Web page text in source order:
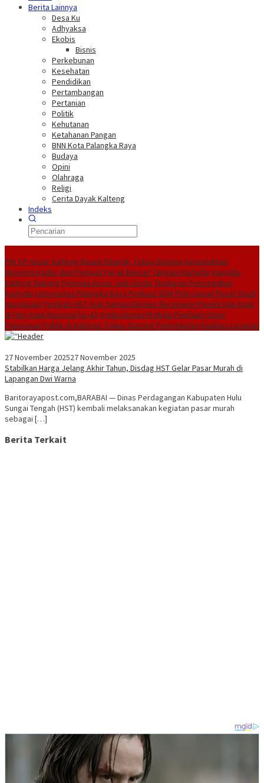
Berita Lainnya
Desa Ku
Adhyaksa
Ekobis
Bisnis
Perkebunan
Kesehatan
Pendidikan
Pertambangan
Pertanian
Politik
Kehutanan
Ketahanan Pangan
BNN Kota Palangka Raya
Budaya
Opini
Olahraga
Religi
Cerita Dayak Kalteng
Indeks
PW GP Ansor Kalteng Resmi Dilantik, Fokus Bangun Kemandirian
Ekonomi Kader dan Perkuat Peran Banser Tangani Karhutla Kapolda
Kalteng Dukung Pemuda Ansor Jadi Garda Terdepan Pencegahan
Karhutla Universitas Palangka Raya Perkuat SDM Polri Lewat Pusat Studi
Kepolisian Pemkab HST Ajak Semua Elemen Bersinergi Penuhi Hak Anak
di Hari Anak Nasional ke-42 Ombudsman RI Mulai Penilaian Opini
Pelayanan Publik di Kalteng, Fokus Dorong Peningkatan Kualitas Layanan
27 November 202527 November 2025
Stabilkan Harga Jelang Akhir Tahun, Disdag HST Gelar Pasar Murah di
Lapangan Dwi Warna
Baritorayapost.com,BARABAI — Dinas Perdagangan Kabupaten Hulu
Sungai Tengah (HST) kembali melaksanakan kegiatan pasar murah
sebagai […]
Berita Terkait